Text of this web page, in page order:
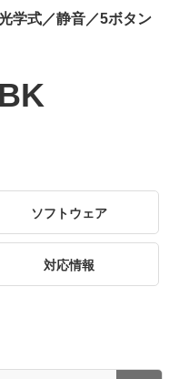
学式／静音／5ボタン
ソフトウェア
対応情報